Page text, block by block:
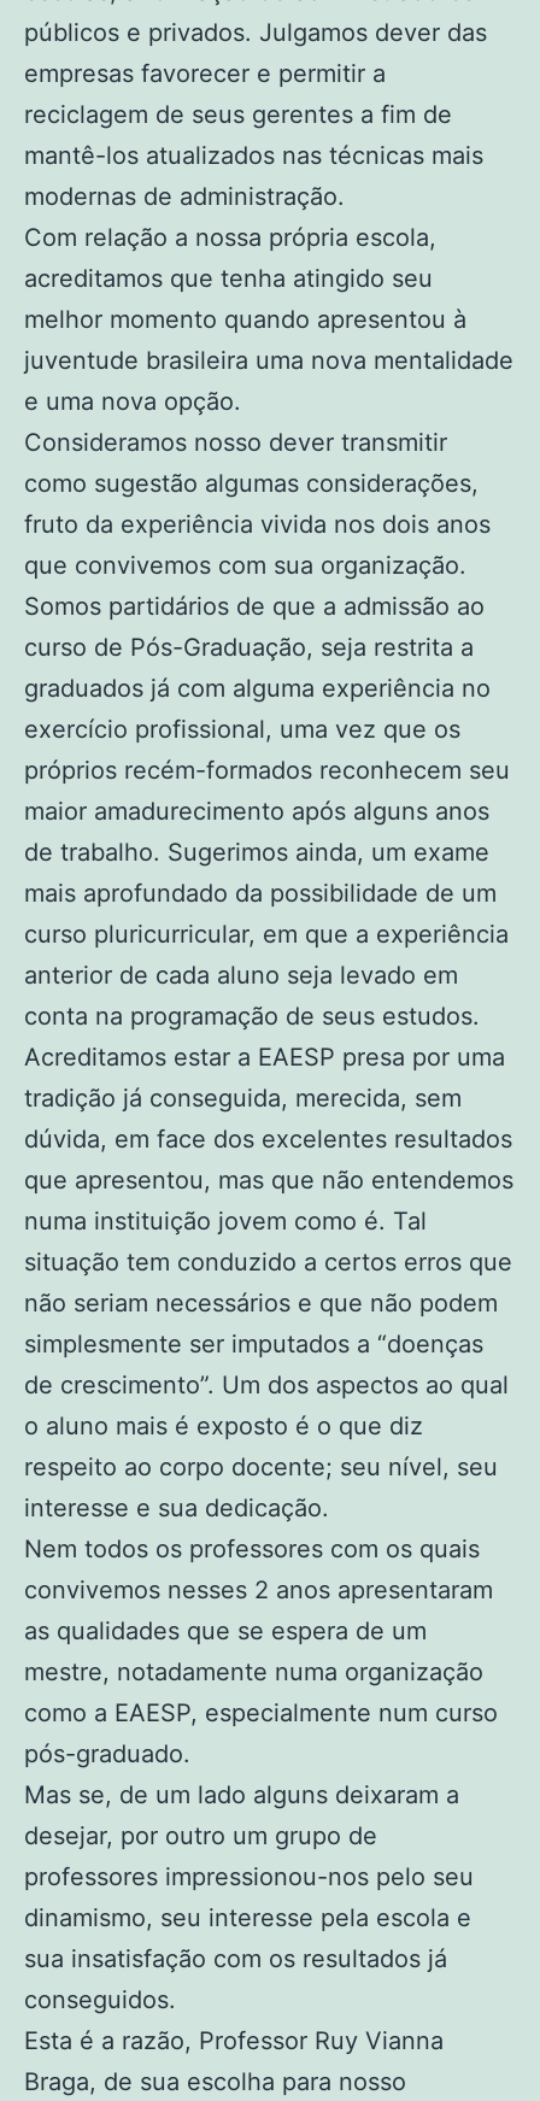
públicos e privados. Julgamos dever das
empresas favorecer e permitir a
reciclagem de seus gerentes a fim de
mantê-los atualizados nas técnicas mais
modernas de administração.
Com relação a nossa própria escola,
acreditamos que tenha atingido seu
melhor momento quando apresentou à
juventude brasileira uma nova mentalidade
e uma nova opção.
Consideramos nosso dever transmitir
como sugestão algumas considerações,
fruto da experiência vivida nos dois anos
que convivemos com sua organização.
Somos partidários de que a admissão ao
curso de Pós-Graduação, seja restrita a
graduados já com alguma experiência no
exercício profissional, uma vez que os
próprios recém-formados reconhecem seu
maior amadurecimento após alguns anos
de trabalho. Sugerimos ainda, um exame
mais aprofundado da possibilidade de um
curso pluricurricular, em que a experiência
anterior de cada aluno seja levado em
conta na programação de seus estudos.
Acreditamos estar a EAESP presa por uma
tradição já conseguida, merecida, sem
dúvida, em face dos excelentes resultados
que apresentou, mas que não entendemos
numa instituição jovem como é. Tal
situação tem conduzido a certos erros que
não seriam necessários e que não podem
simplesmente ser imputados a “doenças
de crescimento”. Um dos aspectos ao qual
o aluno mais é exposto é o que diz
respeito ao corpo docente; seu nível, seu
interesse e sua dedicação.
Nem todos os professores com os quais
convivemos nesses 2 anos apresentaram
as qualidades que se espera de um
mestre, notadamente numa organização
como a EAESP, especialmente num curso
pós-graduado.
Mas se, de um lado alguns deixaram a
desejar, por outro um grupo de
professores impressionou-nos pelo seu
dinamismo, seu interesse pela escola e
sua insatisfação com os resultados já
conseguidos.
Esta é a razão, Professor Ruy Vianna
Braga, de sua escolha para nosso